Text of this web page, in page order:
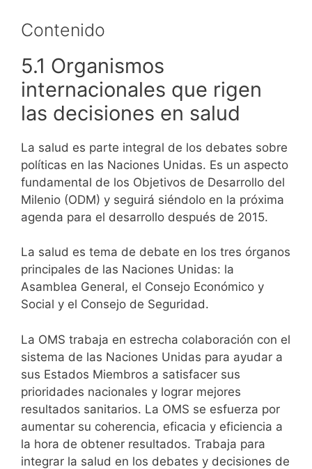
Contenido
5.1 Organismos
internacionales que rigen
las decisiones en salud
La salud es parte integral de los debates sobre
políticas en las Naciones Unidas. Es un aspecto
fundamental de los Objetivos de Desarrollo del
Milenio (ODM) y seguirá siéndolo en la próxima
agenda para el desarrollo después de 2015.
La salud es tema de debate en los tres órganos
principales de las Naciones Unidas: la
Asamblea General, el Consejo Económico y
Social y el Consejo de Seguridad.
La OMS trabaja en estrecha colaboración con el
sistema de las Naciones Unidas para ayudar a
sus Estados Miembros a satisfacer sus
prioridades nacionales y lograr mejores
resultados sanitarios. La OMS se esfuerza por
aumentar su coherencia, eficacia y eficiencia a
la hora de obtener resultados. Trabaja para
integrar la salud en los debates y decisiones de